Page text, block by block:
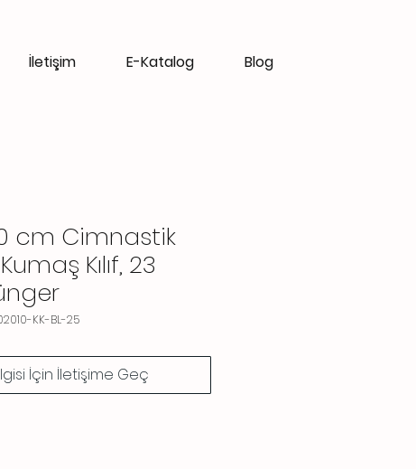
İletişim E-Katalog Blog
cm Cimnastik
Kılıf, 23
KK-BL-25
İçin İletişime Geç